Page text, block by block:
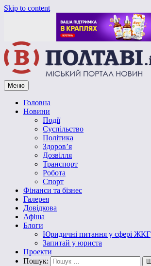
Skip to content
Vpoltave.info
Полтавський портал новин
Меню
Головна
Новини
Події
Суспільство
Політика
Здоров’я
Дозвілля
Транспорт
Робота
Спорт
Фінанси та бізнес
Галерея
Довідкова
Афіша
Блоги
Юридичні питання у сфері ЖКГ
Запитай у юриста
Проекти
Пошук: